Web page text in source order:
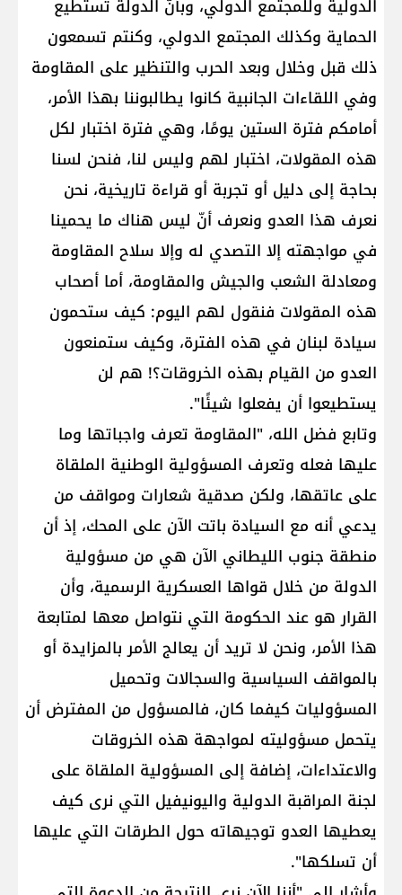
الدولية وللمجتمع الدولي، وبأنّ الدولة تستطيع
الحماية وكذلك المجتمع الدولي، وكنتم تسمعون
ذلك قبل وخلال وبعد الحرب والتنظير على المقاومة
وفي اللقاءات الجانبية كانوا يطالبوننا بهذا الأمر،
أمامكم فترة الستين يومًا، وهي فترة اختبار لكل
هذه المقولات، اختبار لهم وليس لنا، فنحن لسنا
بحاجة إلى دليل أو تجربة أو قراءة تاريخية، نحن
نعرف هذا العدو ونعرف أنّ ليس هناك ما يحمينا
في مواجهته إلا التصدي له وإلا سلاح المقاومة
ومعادلة الشعب والجيش والمقاومة، أما أصحاب
هذه المقولات فنقول لهم اليوم: كيف ستحمون
سيادة لبنان في هذه الفترة، وكيف ستمنعون
العدو من القيام بهذه الخروقات؟! هم لن
يستطيعوا أن يفعلوا شيئًا".
وتابع فضل الله، "المقاومة تعرف واجباتها وما
عليها فعله وتعرف المسؤولية الوطنية الملقاة
على عاتقها، ولكن صدقية شعارات ومواقف من
يدعي أنه مع السيادة باتت الآن على المحك، إذ أن
منطقة جنوب الليطاني الآن هي من مسؤولية
الدولة من خلال قواها العسكرية الرسمية، وأن
القرار هو عند الحكومة التي نتواصل معها لمتابعة
هذا الأمر، ونحن لا تريد أن يعالج الأمر بالمزايدة أو
بالمواقف السياسية والسجالات وتحميل
المسؤوليات كيفما كان، فالمسؤول من المفترض أن
يتحمل مسؤوليته لمواجهة هذه الخروقات
والاعتداءات، إضافة إلى المسؤولية الملقاة على
لجنة المراقبة الدولية واليونيفيل التي نرى كيف
يعطيها العدو توجيهاته حول الطرقات التي عليها
أن تسلكها".